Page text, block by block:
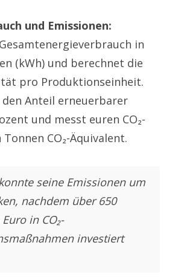
und Emissionen:
in
(kWh) und berechnet die
pro Produktionseinheit.
Anteil erneuerbarer
und messt euren CO₂-
CO₂-Äquivalent.
seine Emissionen um
nachdem über 650
in CO₂-
investiert